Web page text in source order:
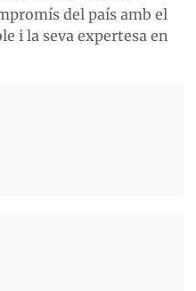
del país amb el
i la seva expertesa en